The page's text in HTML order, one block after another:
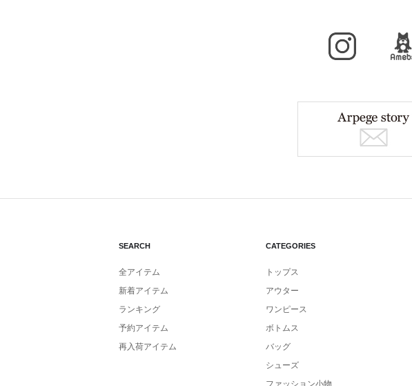
SEARCH
全アイテム
新着アイテム
ランキング
予約アイテム
再入荷アイテム
CATEGORIES
トップス
アウター
ワンピース
ボトムス
バッグ
シューズ
ファッション小物